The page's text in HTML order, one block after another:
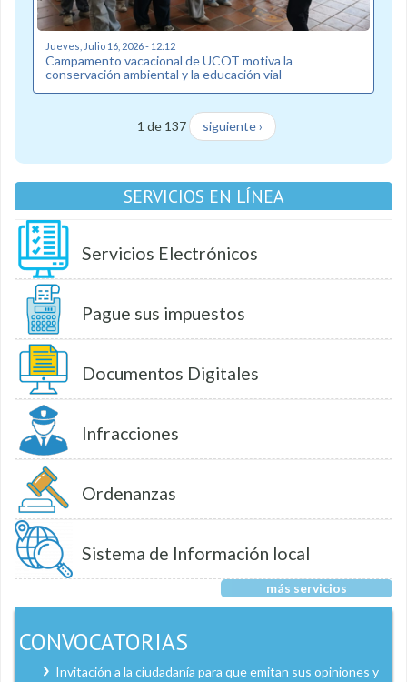
Jueves, Julio 16, 2026 - 12:12
Campamento vacacional de UCOT motiva la
conservación ambiental y la educación vial
1 de 137 siguiente ›
SERVICIOS EN LÍNEA
Servicios Electrónicos
Pague sus impuestos
Documentos Digitales
Infracciones
Ordenanzas
Sistema de Información local
más servicios
CONVOCATORIAS
Invitación a la ciudadanía para que emitan sus opiniones y